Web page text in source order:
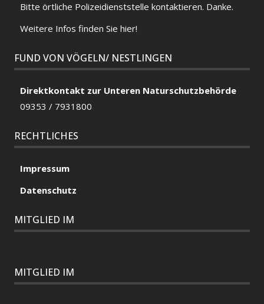
Bitte örtliche Polizeidienststelle kontaktieren. Danke.
Weitere Infos finden Sie hier!
FUND VON VÖGELN/ NESTLINGEN
Direktkontakt zur Unteren Naturschutzbehörde
09353 / 7931800
RECHTLICHES
Impressum
Datenschutz
MITGLIED IM
MITGLIED IM